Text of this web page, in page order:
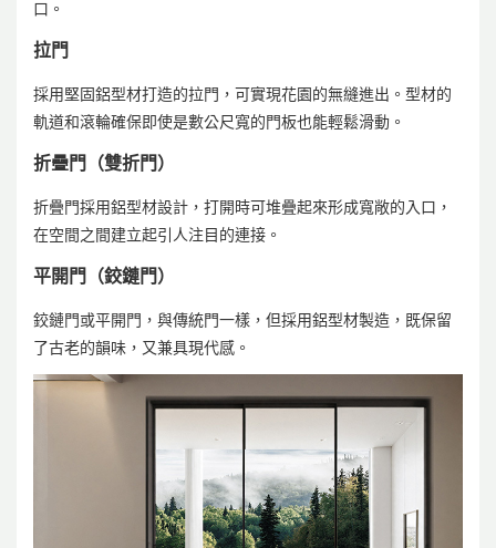
口。
拉門
採用堅固鋁型材打造的拉門，可實現花園的無縫進出。型材的
軌道和滾輪確保即使是數公尺寬的門板也能輕鬆滑動。
折疊門（雙折門）
折疊門採用鋁型材設計，打開時可堆疊起來形成寬敞的入口，
在空間之間建立起引人注目的連接。
平開門（鉸鏈門）
鉸鏈門或平開門，與傳統門一樣，但採用鋁型材製造，既保留
了古老的韻味，又兼具現代感。